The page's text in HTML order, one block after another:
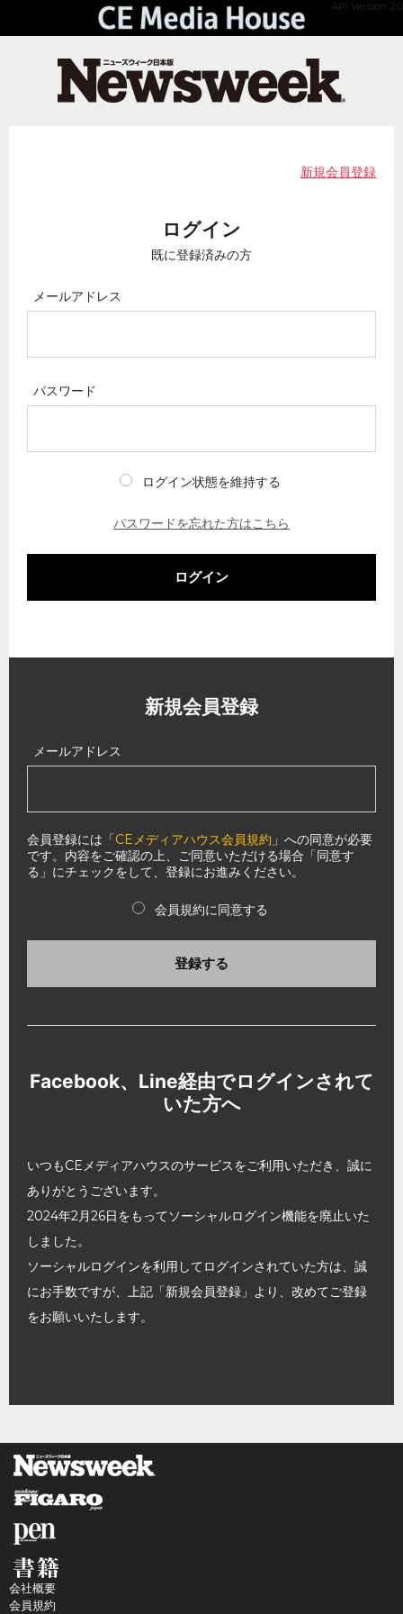
API Version 2.0
新規会員登録
ログイン
既に登録済みの方
メールアドレス
パスワード
ログイン状態を維持する
パスワードを忘れた方はこちら
ログイン
新規会員登録
メールアドレス
会員登録には「CEメディアハウス会員規約 」への同意が必要
です。内容をご確認の上、ご同意いただける場合「同意す
る」にチェックをして、登録にお進みください。
会員規約に同意する
登録する
Facebook、Line経由でログインされて
いた方へ
いつもCEメディアハウスのサービスをご利用いただき、誠に
ありがとうございます。
2024年2月26日をもってソーシャルログイン機能を廃止いた
しました。
ソーシャルログインを利用してログインされていた方は、誠
にお手数ですが、上記「新規会員登録」より、改めてご登録
をお願いいたします。
会社概要
会員規約